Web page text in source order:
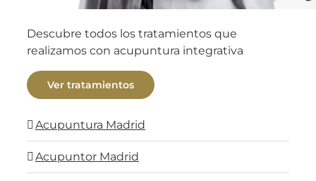
Descubre todos los tratamientos que
realizamos con acupuntura integrativa
Ver tratamientos
Acupuntura Madrid
Acupuntor Madrid